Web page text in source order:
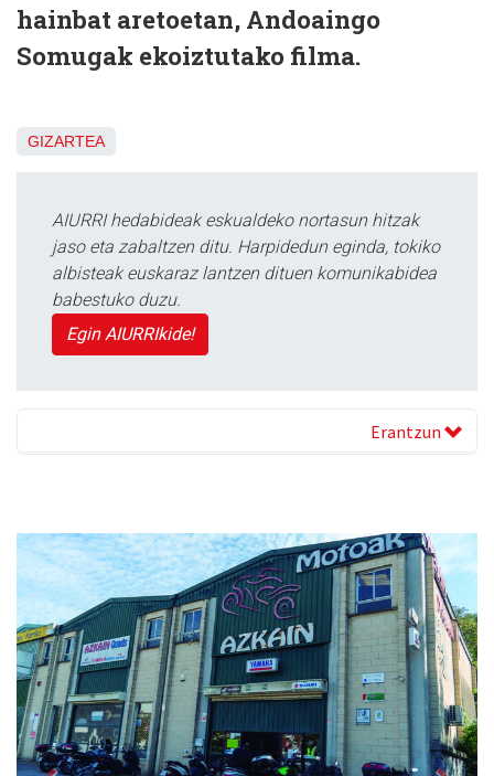
hainbat aretoetan, Andoaingo
Somugak ekoiztutako filma.
GIZARTEA
AIURRI hedabideak eskualdeko nortasun hitzak
jaso eta zabaltzen ditu. Harpidedun eginda, tokiko
albisteak euskaraz lantzen dituen komunikabidea
babestuko duzu.
Egin AIURRIkide!
Erantzun